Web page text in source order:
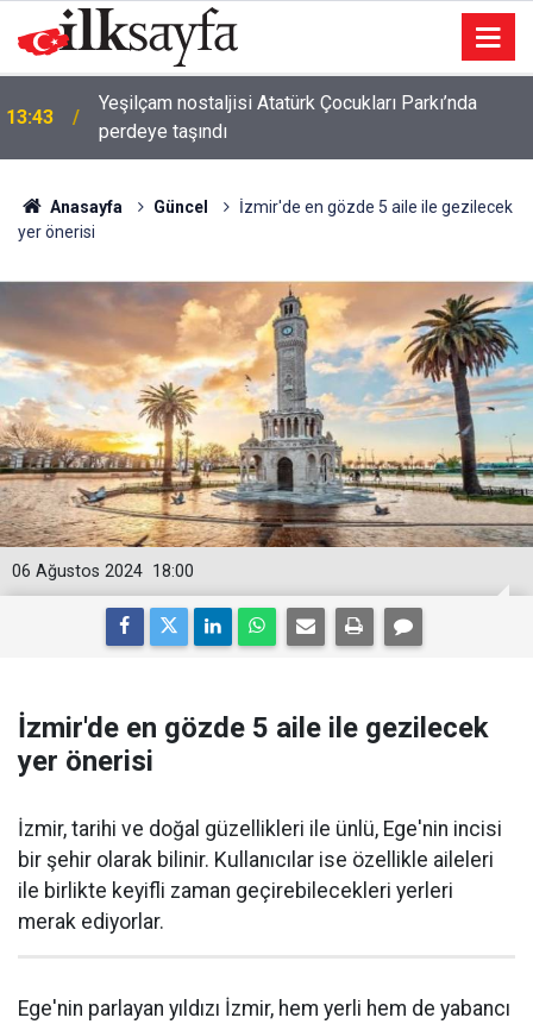
13:43
Yeşilçam nostaljisi Atatürk Çocukları Parkı’nda
perdeye taşındı
Anasayfa Güncel
İzmir'de en gözde 5 aile ile gezilecek
yer önerisi
18:00
06 Ağustos 2024
İzmir'de en gözde 5 aile ile gezilecek
yer önerisi
İzmir, tarihi ve doğal güzellikleri ile ünlü, Ege'nin incisi
bir şehir olarak bilinir. Kullanıcılar ise özellikle aileleri
ile birlikte keyifli zaman geçirebilecekleri yerleri
merak ediyorlar.
Ege'nin parlayan yıldızı İzmir, hem yerli hem de yabancı